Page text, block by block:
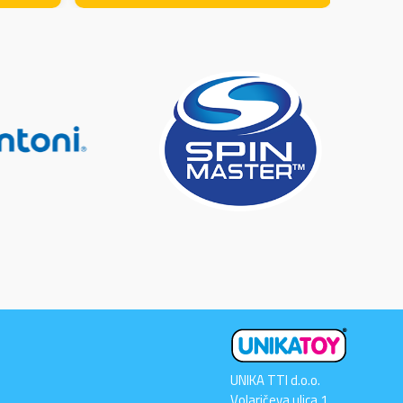
UNIKA TTI d.o.o.